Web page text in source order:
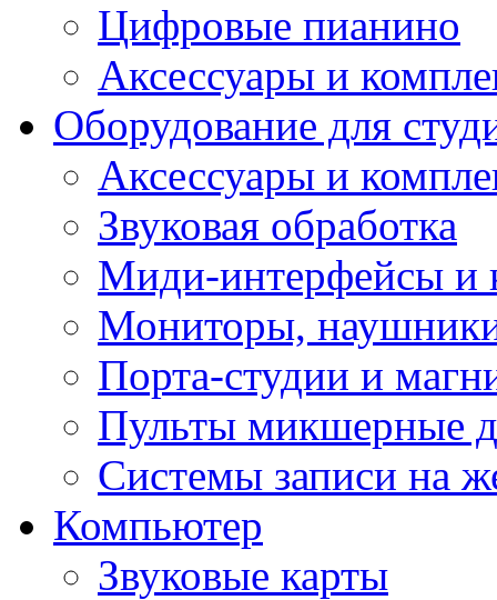
Цифровые пианино
Аксессуары и
Оборудование для
Аксессуары и
Звуковая обработка
Миди-интерфейсы и
Мониторы,
Порта-студии и
Пульты микшерные
Системы записи на
Компьютер
Звуковые карты